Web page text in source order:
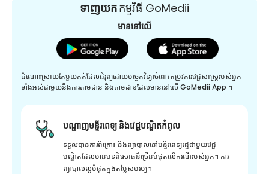
ទាញយកកម្មវិធី GoMedii
មាននៅលើ
ដំណោះស្រាយតែមួយគត់ដែលជំរុញដោយបច្ចេកវិទ្យាចំពោះតម្រូវការវេជ្ជសាស្រ្តរបស់អ្នក
ទាំងអស់ជាមួយនឹងការតាមដាន និងតាមដានដែលមាននៅលើ GoMedii App ។
បណ្តាញមន្ទីរពេទ្យ និងវេជ្ជបណ្ឌិតកំពូល
ទទួលបានការពិគ្រោះ និងព្យាបាលនៅមន្ទីរពេទ្យរដ្ឋជាមួយវេជ្ជ
បណ្ឌិតដែលមានបទពិសោធន៍ច្រើនបំផុតលើករណីរបស់អ្នក។ ការ
ព្យាបាលល្អបំផុតក្នុងតម្លៃសមរម្យ។